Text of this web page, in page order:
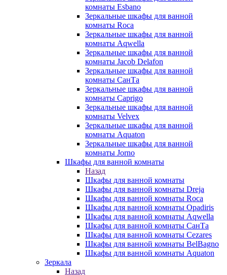
комнаты Esbano
Зеркальные шкафы для ванной
комнаты Roca
Зеркальные шкафы для ванной
комнаты Aqwella
Зеркальные шкафы для ванной
комнаты Jacob Delafon
Зеркальные шкафы для ванной
комнаты СанТа
Зеркальные шкафы для ванной
комнаты Caprigo
Зеркальные шкафы для ванной
комнаты Velvex
Зеркальные шкафы для ванной
комнаты Aquaton
Зеркальные шкафы для ванной
комнаты Jorno
Шкафы для ванной комнаты
Назад
Шкафы для ванной комнаты
Шкафы для ванной комнаты Dreja
Шкафы для ванной комнаты Roca
Шкафы для ванной комнаты Opadiris
Шкафы для ванной комнаты Aqwella
Шкафы для ванной комнаты СанТа
Шкафы для ванной комнаты Cezares
Шкафы для ванной комнаты BelBagno
Шкафы для ванной комнаты Aquaton
Зеркала
Назад